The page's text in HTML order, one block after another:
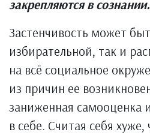
закрепляются в сознании.
Застенчивость может
избирательной, так и
на всё социальное
из причин ее
заниженная самооценка
в себе. Считая себя